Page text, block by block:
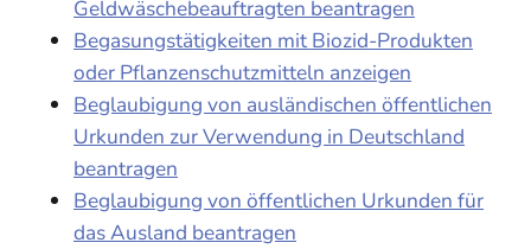
Geldwäschebeauftragten beantragen
Begasungstätigkeiten mit Biozid-Produkten
oder Pflanzenschutzmitteln anzeigen
Beglaubigung von ausländischen öffentlichen
Urkunden zur Verwendung in Deutschland
beantragen
Beglaubigung von öffentlichen Urkunden für
das Ausland beantragen